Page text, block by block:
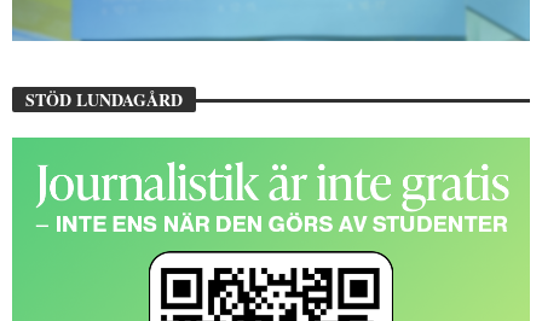
STÖD LUNDAGÅRD